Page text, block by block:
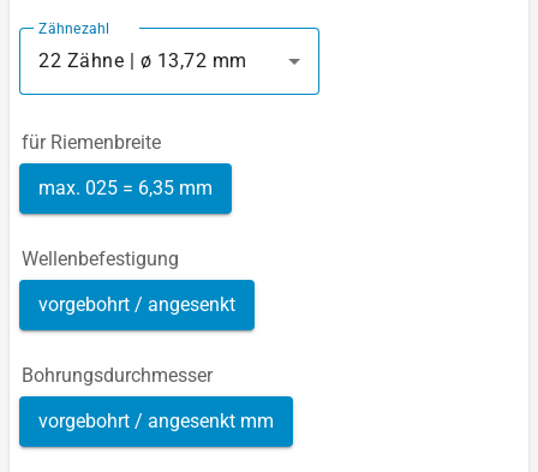
Zähnezahl
22 Zähne | ø 13,72 mm
für Riemenbreite
max. 025 = 6,35 mm
Wellenbefestigung
vorgebohrt / angesenkt
Bohrungsdurchmesser
vorgebohrt / angesenkt mm